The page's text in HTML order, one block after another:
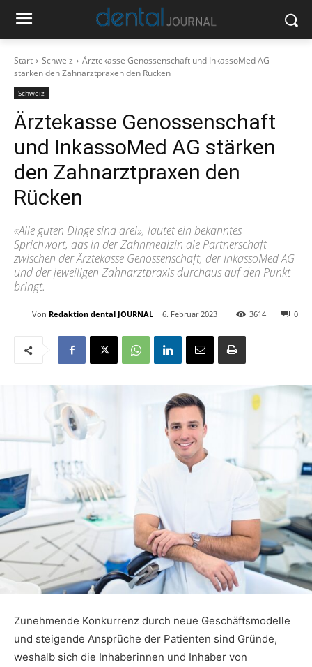
Start Schweiz
Ärztekasse Genossenschaft und InkassoMed AG
stärken den Zahnarztpraxen den Rücken
Schweiz
Ärztekasse Genossenschaft
und InkassoMed AG stärken
den Zahnarztpraxen den
Rücken
«Alle guten Dinge sind drei», lautet ein bekanntes
Sprichwort, das in der Zahnmedizin die Partnerschaft
zwischen der Ärztekasse Genossenschaft, der InkassoMed AG
und der jeweiligen Zahnarztpraxis durchaus auf den Punkt
bringt.
Von Redaktion dental JOURNAL 6. Februar 2023 0
3614
Zunehmende Konkurrenz durch neue Geschäftsmodelle
und steigende Ansprüche der Patienten sind Gründe,
weshalb sich die Inhaberinnen und Inhaber von